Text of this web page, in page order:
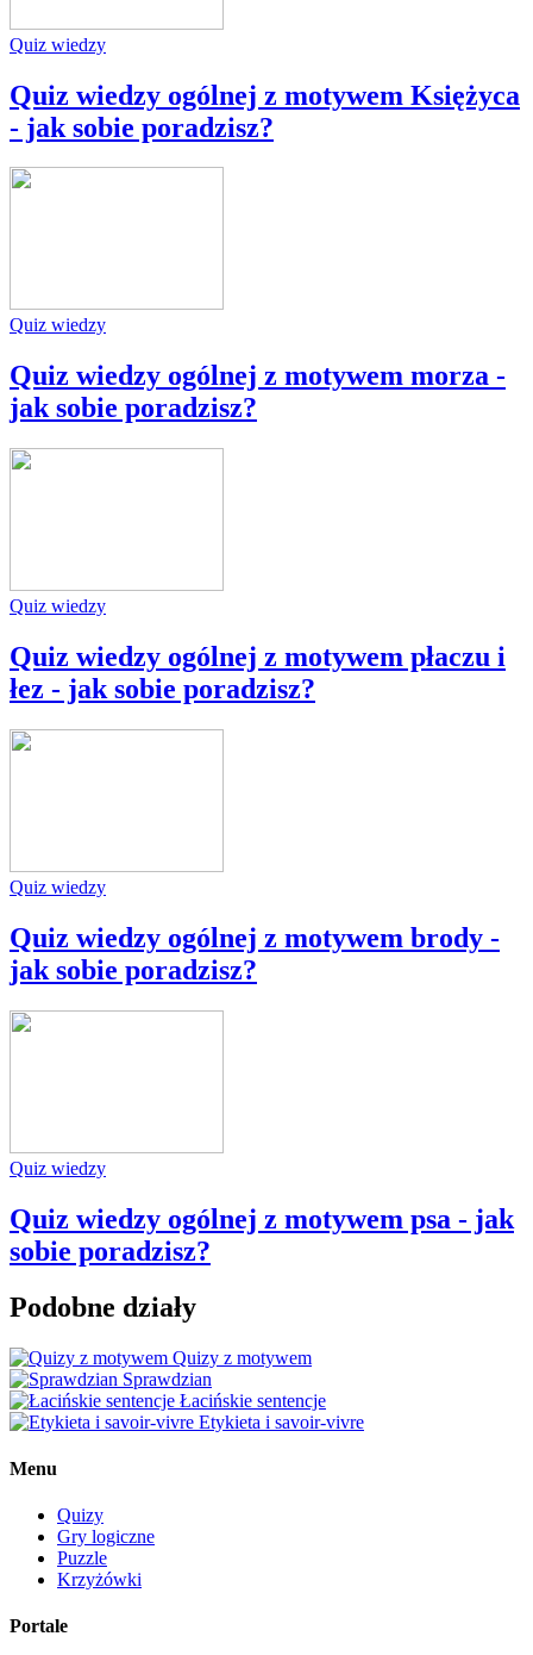
Quiz wiedzy
Quiz wiedzy ogólnej z motywem Księżyca
- jak sobie poradzisz?
Quiz wiedzy
Quiz wiedzy ogólnej z motywem morza -
jak sobie poradzisz?
Quiz wiedzy
Quiz wiedzy ogólnej z motywem płaczu i
łez - jak sobie poradzisz?
Quiz wiedzy
Quiz wiedzy ogólnej z motywem brody -
jak sobie poradzisz?
Quiz wiedzy
Quiz wiedzy ogólnej z motywem psa - jak
sobie poradzisz?
Podobne działy
Quizy z motywem
Sprawdzian
Łacińskie sentencje
Etykieta i savoir-vivre
Menu
Quizy
Gry logiczne
Puzzle
Krzyżówki
Portale